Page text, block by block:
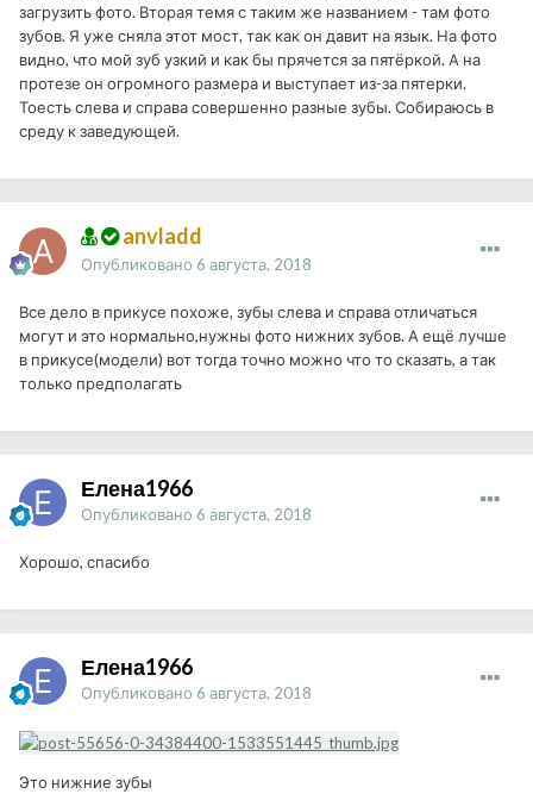
загрузить фото. Вторая темя с таким же названием - там фото
зубов. Я уже сняла этот мост, так как он давит на язык. На фото
видно, что мой зуб узкий и как бы прячется за пятёркой. А на
протезе он огромного размера и выступает из-за пятерки.
Тоесть слева и справа совершенно разные зубы. Собираюсь в
среду к заведующей.
anvladd
Опубликовано 6 августа, 2018
Все дело в прикусе похоже, зубы слева и справа отличаться
могут и это нормально,нужны фото нижних зубов. А ещё лучше
в прикусе(модели) вот тогда точно можно что то сказать, а так
только предполагать
Елена1966
Опубликовано 6 августа, 2018
Хорошо, спасибо
Елена1966
Опубликовано 6 августа, 2018
Это нижние зубы